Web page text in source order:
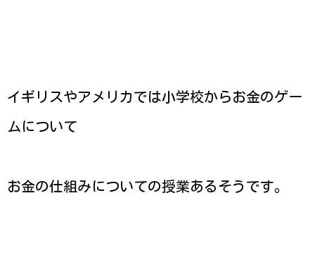
イギリスやアメリカでは小学校からお金のゲー
ムについて
お金の仕組みについての授業あるそうです。